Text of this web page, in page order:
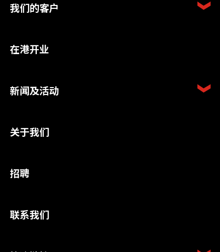
我们的客户
在港开业
新闻及活动
关于我们
招聘
联系我们